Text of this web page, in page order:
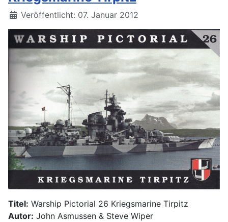
Details
Veröffentlicht: 07. Januar 2012
Titel: Warship Pictorial 26 Kriegsmarine Tirpitz
Autor: John Asmussen & Steve Wiper